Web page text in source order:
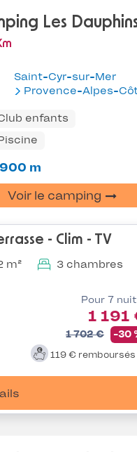
Les
Saint-Cyr-sur-Mer
Provence-Alpes-Côte
enfants
900 m
Voir le camping
- Clim - TV
m² 3 chambres
Pour 7
1 191
1 702 € -30
119 € remboursés